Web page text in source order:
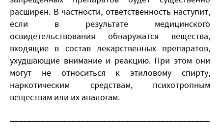
расширен. В частности, ответственность наступит,
если в результате медицинского
освидетельствования обнаружатся вещества,
входящие в состав лекарственных препаратов,
ухудшающие внимание и реакцию. При этом они
могут не относиться к этиловому спирту,
наркотическим средствам, психотропным
веществам или их аналогам.